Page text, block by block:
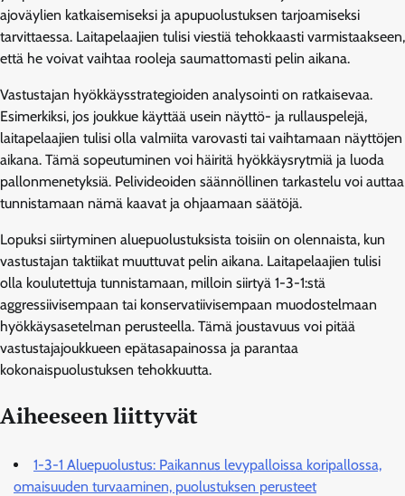
ajoväylien katkaisemiseksi ja apupuolustuksen tarjoamiseksi
tarvittaessa. Laitapelaajien tulisi viestiä tehokkaasti varmistaakseen,
että he voivat vaihtaa rooleja saumattomasti pelin aikana.
Vastustajan hyökkäysstrategioiden analysointi on ratkaisevaa.
Esimerkiksi, jos joukkue käyttää usein näyttö- ja rullauspelejä,
laitapelaajien tulisi olla valmiita varovasti tai vaihtamaan näyttöjen
aikana. Tämä sopeutuminen voi häiritä hyökkäysrytmiä ja luoda
pallonmenetyksiä. Pelivideoiden säännöllinen tarkastelu voi auttaa
tunnistamaan nämä kaavat ja ohjaamaan säätöjä.
Lopuksi siirtyminen aluepuolustuksista toisiin on olennaista, kun
vastustajan taktiikat muuttuvat pelin aikana. Laitapelaajien tulisi
olla koulutettuja tunnistamaan, milloin siirtyä 1-3-1:stä
aggressiivisempaan tai konservatiivisempaan muodostelmaan
hyökkäysasetelman perusteella. Tämä joustavuus voi pitää
vastustajajoukkueen epätasapainossa ja parantaa
kokonaispuolustuksen tehokkuutta.
Aiheeseen liittyvät
1-3-1 Aluepuolustus: Paikannus levypalloissa koripallossa,
omaisuuden turvaaminen, puolustuksen perusteet